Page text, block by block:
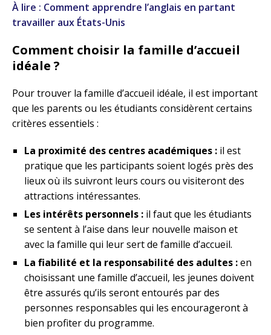
À lire : Comment apprendre l’anglais en partant
travailler aux États-Unis
Comment choisir la famille d’accueil
idéale ?
Pour trouver la famille d’accueil idéale, il est important
que les parents ou les étudiants considèrent certains
critères essentiels :
La proximité des centres académiques : il est
pratique que les participants soient logés près des
lieux où ils suivront leurs cours ou visiteront des
attractions intéressantes.
Les intérêts personnels : il faut que les étudiants
se sentent à l’aise dans leur nouvelle maison et
avec la famille qui leur sert de famille d’accueil.
La fiabilité et la responsabilité des adultes :en
choisissant une famille d’accueil, les jeunes doivent
être assurés qu’ils seront entourés par des
personnes responsables qui les encourageront à
bien profiter du programme.